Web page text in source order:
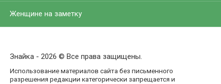
Женщине на заметку
Знайка - 2026 © Все права защищены.
Использование материалов сайта без письменного
разрешения редакции категорически запрещается и